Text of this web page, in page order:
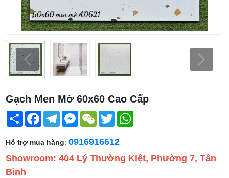
Gạch Men Mờ 60x60 Cao Cấp
Share FacebookTelegramMessenger
WeChatTwitter
Hỗ trợ mua hàng:0916916612
Showroom: 404 Lý Thường Kiệt, Phường 7, Tân
Bình